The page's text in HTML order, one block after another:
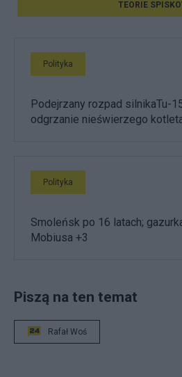
TEORIE
Polityka
Podejrzany rozpad silnikaTu-
odgrzanie nieświerzego
Polityka
Smoleńsk po 16 latach;
Mobiusa +3
Piszą na ten temat
Rafał Woś